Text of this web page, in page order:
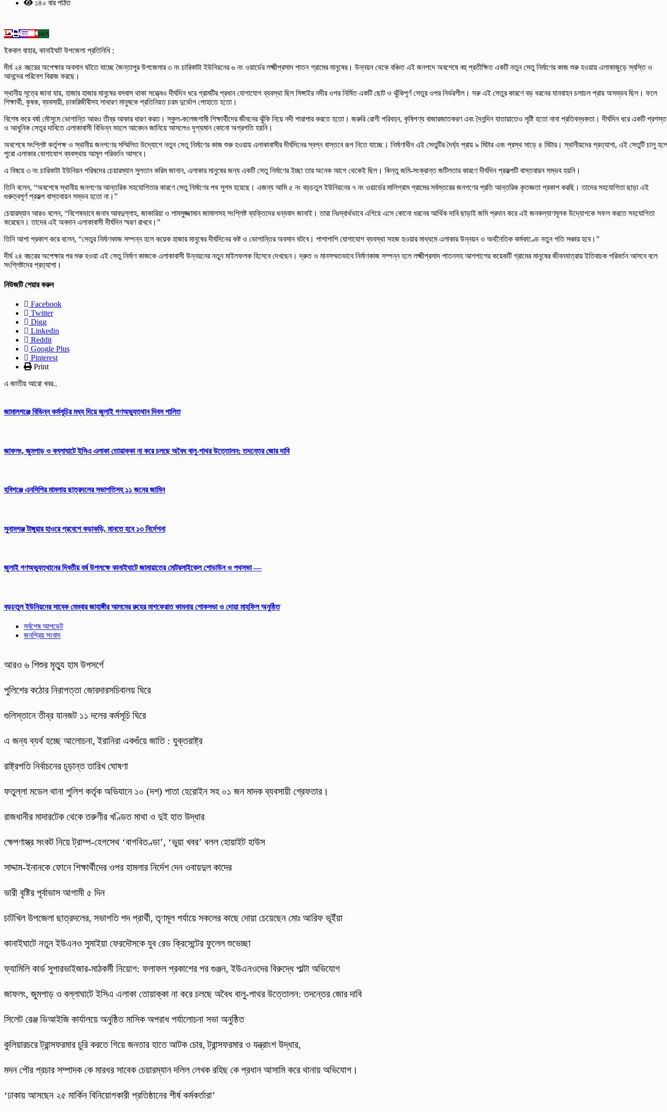
১৪০ বার পঠিত
১৬৭
ইকবাল বাহার, কানাইঘাট উপজেলা প্রতিনিধি :
দীর্ঘ ২৪ বছরের অপেক্ষার অবসান ঘটতে যাচ্ছে জৈন্তাপুর উপজেলার ৩ নং চারিকাটা ইউনিয়নের ৬ নং ওয়ার্ডের লক্ষ্মীপ্রসাদ পাতন গ্রামের মানুষের। উন্নয়ন থেকে বঞ্চিত এই জনপদে অবশেষে বহু প্রতীক্ষিত একটি নতুন সেতু নির্মাণের কাজ শুরু হওয়ায় এলাকাজুড়ে স্বস্তি ও
আনন্দের পরিবেশ বিরাজ করছে।
স্থানীয় সূত্রে জানা যায়, হাজার হাজার মানুষের বসবাস থাকা সত্ত্বেও দীর্ঘদিন ধরে গ্রামটির প্রধান যোগাযোগ ব্যবস্থা ছিল সিঙ্গাইর নদীর ওপর নির্মিত একটি ছোট ও ঝুঁকিপূর্ণ সেতুর ওপর নির্ভরশীল। সরু এই সেতুর কারণে বড় ধরনের যানবাহন চলাচল প্রায় অসম্ভব ছিল। ফলে
শিক্ষার্থী, কৃষক, ব্যবসায়ী, চাকরিজীবীসহ সাধারণ মানুষকে প্রতিনিয়ত চরম দুর্ভোগ পোহাতে হতো।
বিশেষ করে বর্ষা মৌসুমে ভোগান্তি আরও তীব্র আকার ধারণ করত। স্কুল-কলেজগামী শিক্ষার্থীদের জীবনের ঝুঁকি নিয়ে নদী পারাপার করতে হতো। জরুরি রোগী পরিবহন, কৃষিপণ্য বাজারজাতকরণ এবং দৈনন্দিন যাতায়াতেও সৃষ্টি হতো নানা প্রতিবন্ধকতা। দীর্ঘদিন ধরে একটি প্রশস্ত
ও আধুনিক সেতুর দাবিতে এলাকাবাসী বিভিন্ন মহলে আবেদন জানিয়ে আসলেও দৃশ্যমান কোনো অগ্রগতি হয়নি।
অবশেষে সংশ্লিষ্ট কর্তৃপক্ষ ও স্থানীয় জনগণের সম্মিলিত উদ্যোগে নতুন সেতু নির্মাণের কাজ শুরু হওয়ায় এলাকাবাসীর দীর্ঘদিনের স্বপ্ন বাস্তবে রূপ নিতে যাচ্ছে। নির্মাণাধীন এই সেতুটির দৈর্ঘ্য প্রায় ৯ মিটার এবং প্রস্থ সাড়ে ৪ মিটার। স্থানীয়দের প্রত্যাশা, এই সেতুটি চালু হলে
পুরো এলাকার যোগাযোগ ব্যবস্থায় আমূল পরিবর্তন আসবে।
এ বিষয়ে ৩ নং চারিকাটা ইউনিয়ন পরিষদের চেয়ারম্যান সুলতান করিম জানান, এলাকার মানুষের জন্য একটি সেতু নির্মাণের ইচ্ছা তার অনেক আগে থেকেই ছিল। কিন্তু জমি-সংক্রান্ত জটিলতার কারণে দীর্ঘদিন প্রকল্পটি বাস্তবায়ন সম্ভব হয়নি।
তিনি বলেন, “অবশেষে স্থানীয় জনগণের আন্তরিক সহযোগিতার কারণে সেতু নির্মাণের পথ সুগম হয়েছে। এজন্য আমি ৫ নং বড়চতুল ইউনিয়নের ৭ নং ওয়ার্ডের মালিগ্রাম গ্রামের সর্বস্তরের জনগণের প্রতি আন্তরিক কৃতজ্ঞতা প্রকাশ করছি। তাদের সহযোগিতা ছাড়া এই
গুরুত্বপূর্ণ প্রকল্প বাস্তবায়ন সম্ভব হতো না।”
চেয়ারম্যান আরও বলেন, “বিশেষভাবে জনাব আবদুল্লাহ, জাকারিয়া ও শামসুজ্জামান জামালসহ সংশ্লিষ্ট ব্যক্তিদের ধন্যবাদ জানাই। তারা নিঃস্বার্থভাবে এগিয়ে এসে কোনো ধরনের আর্থিক দাবি ছাড়াই জমি প্রদান করে এই জনকল্যাণমূলক উদ্যোগকে সফল করতে সহযোগিতা
করেছেন। তাদের এই অবদান এলাকাবাসী দীর্ঘদিন স্মরণ রাখবে।”
তিনি আশা প্রকাশ করে বলেন, “সেতুর নির্মাণকাজ সম্পন্ন হলে কয়েক হাজার মানুষের দীর্ঘদিনের কষ্ট ও ভোগান্তির অবসান ঘটবে। পাশাপাশি যোগাযোগ ব্যবস্থা সহজ হওয়ার মাধ্যমে এলাকার উন্নয়ন ও অর্থনৈতিক কর্মকাণ্ডে নতুন গতি সঞ্চার হবে।”
দীর্ঘ ২৪ বছরের অপেক্ষার পর শুরু হওয়া এই সেতু নির্মাণ কাজকে এলাকাবাসী উন্নয়নের নতুন মাইলফলক হিসেবে দেখছেন। দ্রুত ও মানসম্মতভাবে নির্মাণকাজ সম্পন্ন হলে লক্ষ্মীপ্রসাদ পাতনসহ আশপাশের কয়েকটি গ্রামের মানুষের জীবনযাত্রায় ইতিবাচক পরিবর্তন আসবে বলে
সংশ্লিষ্টদের প্রত্যাশা।
নিউজটি শেয়ার করুন
Facebook
Twitter
Digg
Linkedin
Reddit
Google Plus
Pinterest
Print
এ জাতীয় আরো খবর..
জামালগঞ্জে বিভিন্ন কর্মসূচির মধ্য দিয়ে জুলাই গণঅভ্যুত্থান দিবস পালিত
​জাফলং, জুমপাড় ও বল্লাঘাটে ইসিএ এলাকা তোয়াক্কা না করে চলছে অবৈধ বালু-পাথর উত্তোলন: তদন্তের জোর দাবি
হবিগঞ্জে এনসিপির মামলায় ছাত্রদলের সভাপতিসহ ১১ জনের জামিন
সুনামগঞ্জ টাঙ্গুয়ার হাওরে প্রবেশে কড়াকড়ি, মানতে হবে ১৩ নির্দেশনা
জুলাই গণঅভ্যুত্থানের দ্বিতীয় বর্ষ উপলক্ষে কানাইঘাটে জামায়াতের মোটরসাইকেল শোডাউন ও পথসভা —
বড়চতুল ইউনিয়নের সাবেক মেম্বার জাহাঙ্গীর আলমের রুহের মাগফেরাত কামনায় শোকসভা ও দোয়া মাহফিল অনুষ্ঠিত
সর্বশেষ আপডেট
জনপ্রিয় সংবাদ
আরও ৬ শিশুর মৃত্যু হাম উপসর্গে
পুলিশের কঠোর নিরাপত্তা জোরদারসচিবালয় ঘিরে
গুলিস্তানে তীব্র যানজট ১১ দলের কর্মসূচি ঘিরে
এ জন্য ব্যর্থ হচ্ছে আলোচনা, ইরানিরা একগুঁয়ে জাতি : যুক্তরাষ্ট্র
রাষ্ট্রপতি নির্বাচনের চূড়ান্ত তারিখ ঘোষণা
ফতুল্লা মডেল থানা পুলিশ কর্তৃক অভিযানে ১০ (দশ) পাতা হেরোইন সহ ০১ জন মাদক ব্যবসায়ী গ্রেফতার।
রাজধানীর মাদারটেক থেকে তরুণীর খণ্ডিত মাথা ও দুই হাত উদ্ধার
ক্ষেপণাস্ত্র সংকট নিয়ে ট্রাম্প-হেগসেথ ‘বাগবিতণ্ডা’, ‘ভুয়া খবর’ বলল হোয়াইট হাউস
সাদ্দাম-ইনানকে ফোনে শিক্ষার্থীদের ওপর হামলার নির্দেশ দেন ওবায়দুল কাদের
ভারী বৃষ্টির পূর্বাভাস আগামী ৫ দিন
চাটখিল উপজেলা ছাত্রদলের, সভাপতি পদ প্রার্থী, তৃণমূল পর্যায়ে সকলের কাছে দোয়া চেয়েছেন মোঃ আরিফ ভূইঁয়া
কানাইঘাটে নতুন ইউএনও সুমাইয়া ফেরদৌসকে যুব রেড ক্রিসেন্টের ফুলেল শুভেচ্ছা
ফ্যামিলি কার্ড সুপারভাইজার-মাঠকর্মী নিয়োগ: ফলাফল প্রকাশের পর গুঞ্জন, ইউএনওদের বিরুদ্ধে পাল্টা অভিযোগ
​জাফলং, জুমপাড় ও বল্লাঘাটে ইসিএ এলাকা তোয়াক্কা না করে চলছে অবৈধ বালু-পাথর উত্তোলন: তদন্তের জোর দাবি
‎সিলেট রেঞ্জ ডিআইজি কার্যালয়ে অনুষ্ঠিত মাসিক অপরাধ পর্যালোচনা সভা অনুষ্ঠিত
কুলিয়ারচরে ট্রান্সফরমার চুরি করতে গিয়ে জনতার হাতে আটক চোর, ট্রান্সফরমার ও যন্ত্রাংশ উদ্ধার,
মদন পৌর প্রচার সম্পাদক কে মারধর সাবেক চেয়ারম্যান দলিল লেখক রহিছ কে প্রধান আসামি করে থানায় অভিযোগ।
‘ঢাকায় আসছেন ২৫ মার্কিন বিনিয়োগকারী প্রতিষ্ঠানের শীর্ষ কর্মকর্তারা’